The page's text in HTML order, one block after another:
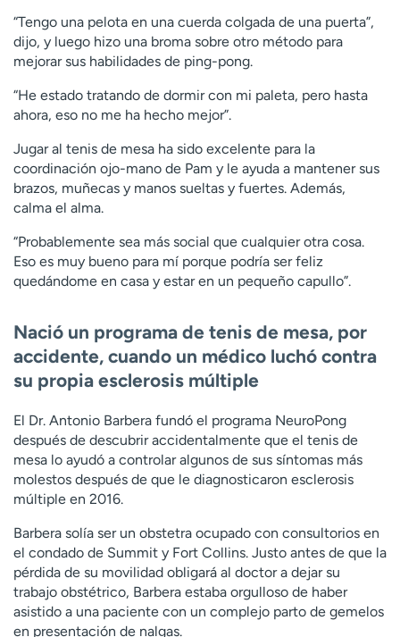
“Tengo una pelota en una cuerda colgada de una puerta”,
dijo, y luego hizo una broma sobre otro método para
mejorar sus habilidades de ping-pong.
“He estado tratando de dormir con mi paleta, pero hasta
ahora, eso no me ha hecho mejor”.
Jugar al tenis de mesa ha sido excelente para la
coordinación ojo-mano de Pam y le ayuda a mantener sus
brazos, muñecas y manos sueltas y fuertes. Además,
calma el alma.
“Probablemente sea más social que cualquier otra cosa.
Eso es muy bueno para mí porque podría ser feliz
quedándome en casa y estar en un pequeño capullo”.
Nació un programa de tenis de mesa, por
accidente, cuando un médico luchó contra
su propia esclerosis múltiple
El Dr. Antonio Barbera fundó el programa NeuroPong
después de descubrir accidentalmente que el tenis de
mesa lo ayudó a controlar algunos de sus síntomas más
molestos después de que le diagnosticaron esclerosis
múltiple en 2016.
Barbera solía ser un obstetra ocupado con consultorios en
el condado de Summit y Fort Collins. Justo antes de que la
pérdida de su movilidad obligará al doctor a dejar su
trabajo obstétrico, Barbera estaba orgulloso de haber
asistido a una paciente con un complejo parto de gemelos
en presentación de nalgas.